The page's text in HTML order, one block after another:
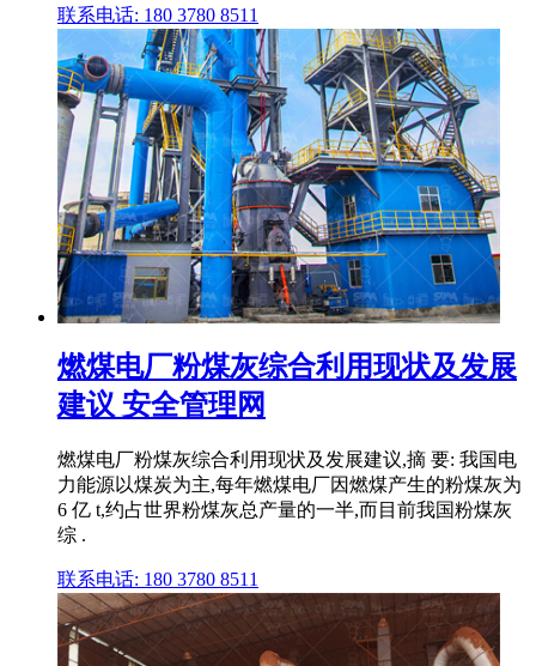
联系电话: 180 3780 8511
燃煤电厂粉煤灰综合利用现状及发展
建议 安全管理网
燃煤电厂粉煤灰综合利用现状及发展建议,摘 要: 我国电
力能源以煤炭为主,每年燃煤电厂因燃煤产生的粉煤灰为
6 亿 t,约占世界粉煤灰总产量的一半,而目前我国粉煤灰
综 .
联系电话: 180 3780 8511